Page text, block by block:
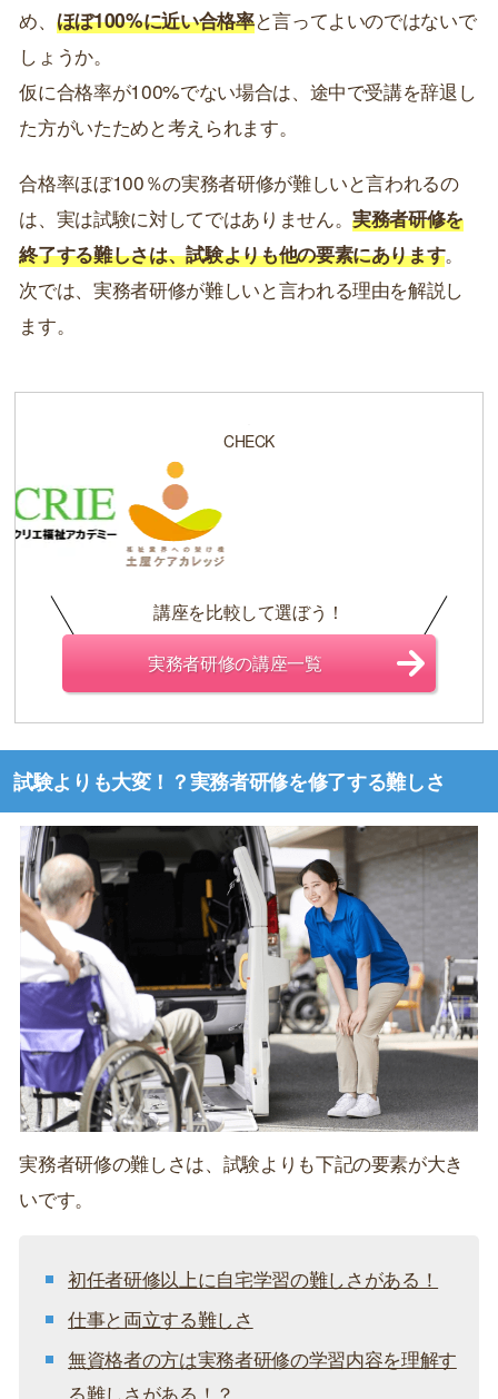
め、 ほぼ100%に近い合格率と言ってよいのではないで
しょうか。
仮に合格率が100%でない場合は、途中で受講を辞退し
た方がいたためと考えられます。
合格率ほぼ100％の実務者研修が難しいと言われるの
は、実は試験に対してではありません。実務者研修を
終了する難しさは、試験よりも他の要素にあります。
次では、実務者研修が難しいと言われる理由を解説し
ます。
CHECK
講座を比較して選ぼう！
実務者研修の講座一覧
試験よりも大変！？実務者研修を修了する難しさ
実務者研修の難しさは、試験よりも下記の要素が大き
いです。
初任者研修以上に自宅学習の難しさがある！
仕事と両立する難しさ
無資格者の方は実務者研修の学習内容を理解す
る難しさがある！？